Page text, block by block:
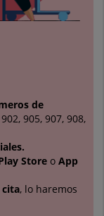
de
905, 907, 908,
Store o App
, lo haremos